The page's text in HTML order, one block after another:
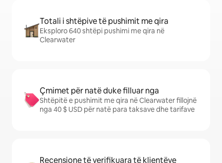
Totali i shtëpive të pushimit me qira
Eksploro 640 shtëpi pushimi me qira në
Clearwater
Çmimet për natë duke filluar nga
Shtëpitë e pushimit me qira në Clearwater fillojnë
nga 40 $ USD për natë para taksave dhe tarifave
Recensione të verifikuara të klientëve